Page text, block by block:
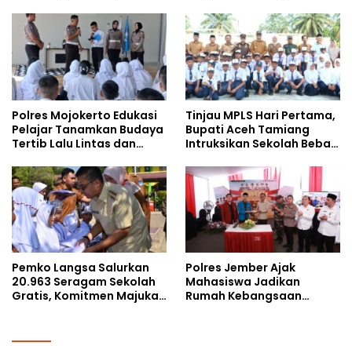
Doktoral Internasional
kepada Pelajar MPLS
Polres Mojokerto Edukasi
Pelajar Tanamkan Budaya
Tertib Lalu Lintas dan
Tinjau MPLS Hari Pertama,
Bupati Aceh Tamiang
Intruksikan Sekolah Bebas
Pemko Langsa Salurkan
20.963 Seragam Sekolah
Gratis, Komitmen Majukan
Polres Jember Ajak
Mahasiswa Jadikan
Rumah Kebangsaan